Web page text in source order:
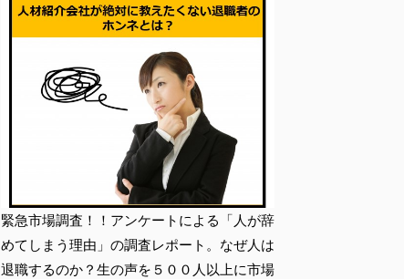
緊急市場調査！！アンケートによる「人が辞
めてしまう理由」の調査レポート。なぜ人は
退職するのか？生の声を５００人以上に市場